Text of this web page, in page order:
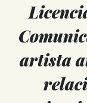
artista